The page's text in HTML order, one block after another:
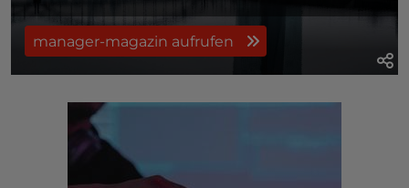
manager-magazin aufrufen